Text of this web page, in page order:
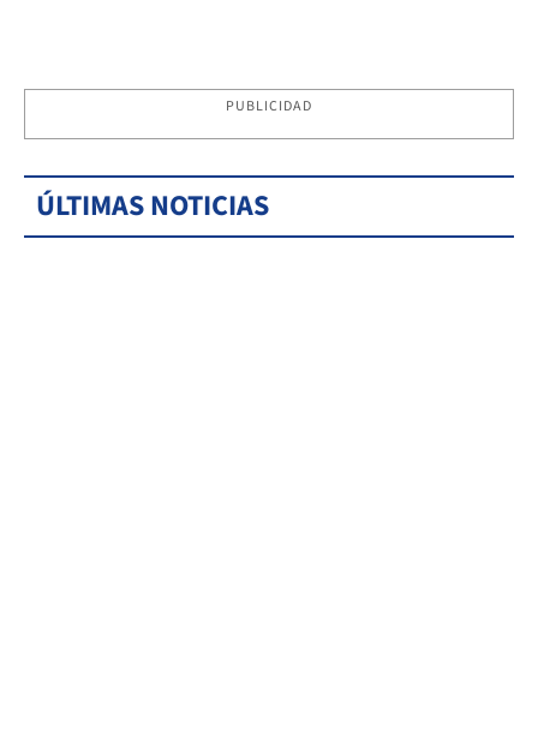
PUBLICIDAD
ÚLTIMAS NOTICIAS